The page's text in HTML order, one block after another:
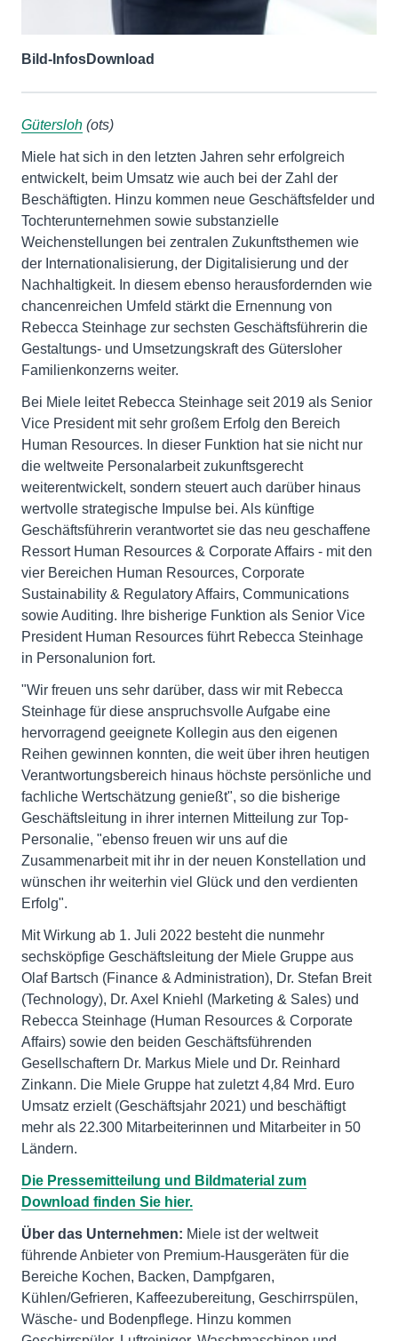
Bild-InfosDownload
Gütersloh (ots)
Miele hat sich in den letzten Jahren sehr erfolgreich
entwickelt, beim Umsatz wie auch bei der Zahl der
Beschäftigten. Hinzu kommen neue Geschäftsfelder und
Tochterunternehmen sowie substanzielle
Weichenstellungen bei zentralen Zukunftsthemen wie
der Internationalisierung, der Digitalisierung und der
Nachhaltigkeit. In diesem ebenso herausfordernden wie
chancenreichen Umfeld stärkt die Ernennung von
Rebecca Steinhage zur sechsten Geschäftsführerin die
Gestaltungs- und Umsetzungskraft des Gütersloher
Familienkonzerns weiter.
Bei Miele leitet Rebecca Steinhage seit 2019 als Senior
Vice President mit sehr großem Erfolg den Bereich
Human Resources. In dieser Funktion hat sie nicht nur
die weltweite Personalarbeit zukunftsgerecht
weiterentwickelt, sondern steuert auch darüber hinaus
wertvolle strategische Impulse bei. Als künftige
Geschäftsführerin verantwortet sie das neu geschaffene
Ressort Human Resources & Corporate Affairs - mit den
vier Bereichen Human Resources, Corporate
Sustainability & Regulatory Affairs, Communications
sowie Auditing. Ihre bisherige Funktion als Senior Vice
President Human Resources führt Rebecca Steinhage
in Personalunion fort.
"Wir freuen uns sehr darüber, dass wir mit Rebecca
Steinhage für diese anspruchsvolle Aufgabe eine
hervorragend geeignete Kollegin aus den eigenen
Reihen gewinnen konnten, die weit über ihren heutigen
Verantwortungsbereich hinaus höchste persönliche und
fachliche Wertschätzung genießt", so die bisherige
Geschäftsleitung in ihrer internen Mitteilung zur Top-
Personalie, "ebenso freuen wir uns auf die
Zusammenarbeit mit ihr in der neuen Konstellation und
wünschen ihr weiterhin viel Glück und den verdienten
Erfolg".
Mit Wirkung ab 1. Juli 2022 besteht die nunmehr
sechsköpfige Geschäftsleitung der Miele Gruppe aus
Olaf Bartsch (Finance & Administration), Dr. Stefan Breit
(Technology), Dr. Axel Kniehl (Marketing & Sales) und
Rebecca Steinhage (Human Resources & Corporate
Affairs) sowie den beiden Geschäftsführenden
Gesellschaftern Dr. Markus Miele und Dr. Reinhard
Zinkann. Die Miele Gruppe hat zuletzt 4,84 Mrd. Euro
Umsatz erzielt (Geschäftsjahr 2021) und beschäftigt
mehr als 22.300 Mitarbeiterinnen und Mitarbeiter in 50
Ländern.
Die Pressemitteilung und Bildmaterial zum
Download finden Sie hier.
Über das Unternehmen: Miele ist der weltweit
führende Anbieter von Premium-Hausgeräten für die
Bereiche Kochen, Backen, Dampfgaren,
Kühlen/Gefrieren, Kaffeezubereitung, Geschirrspülen,
Wäsche- und Bodenpflege. Hinzu kommen